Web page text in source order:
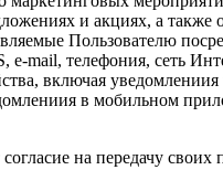
и акциях, а также
Пользователю
e-mail, телефония, сеть
включая уведомлениия
в мобильном
согласие на передачу своих